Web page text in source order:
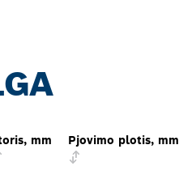
mm Pjovimo plotis, mm